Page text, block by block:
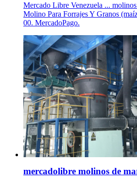
Mercado Libre Venezuela ...
Molino Para Forrajes Y Granos
00. MercadoPago.
mercadolibre molinos de